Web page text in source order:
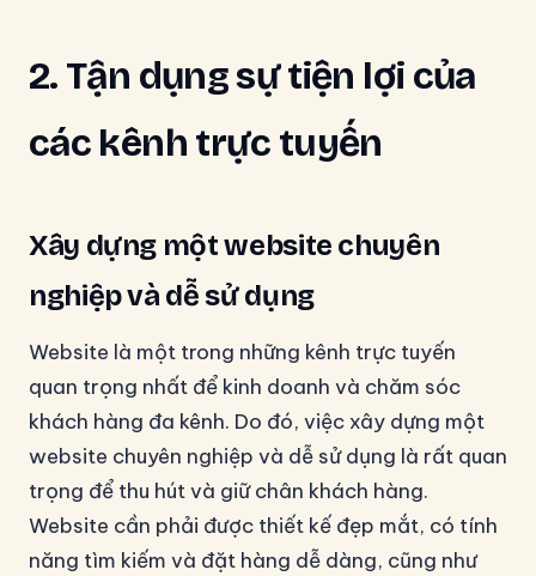
2. Tận dụng sự tiện lợi của
các kênh trực tuyến
Xây dựng một website chuyên
nghiệp và dễ sử dụng
Website là một trong những kênh trực tuyến
quan trọng nhất để kinh doanh và chăm sóc
khách hàng đa kênh. Do đó, việc xây dựng một
website chuyên nghiệp và dễ sử dụng là rất quan
trọng để thu hút và giữ chân khách hàng.
Website cần phải được thiết kế đẹp mắt, có tính
năng tìm kiếm và đặt hàng dễ dàng, cũng như